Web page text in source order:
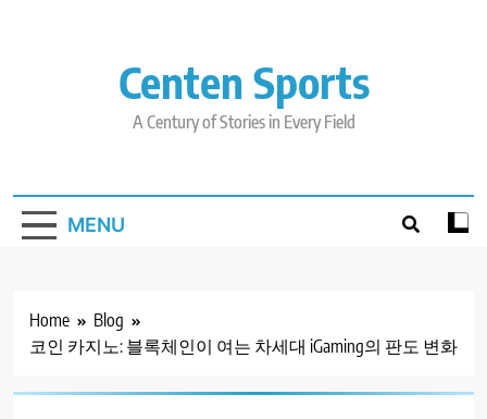
Centen Sports
A Century of Stories in Every Field
MENU
Home
Blog
코인 카지노: 블록체인이 여는 차세대 iGaming의 판도 변화